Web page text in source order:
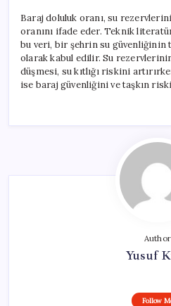
Baraj doluluk oranı, su
oranını ifade eder. Teknik
bu veri, bir şehrin su
olarak kabul edilir. Su
düşmesi, su kıtlığı riskini
ise baraj güvenliğini ve taşkın
Author
Yusuf
Follow